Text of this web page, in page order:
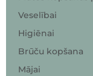
Veselībai
Higiēnai
Brūču kopšana
Mājai